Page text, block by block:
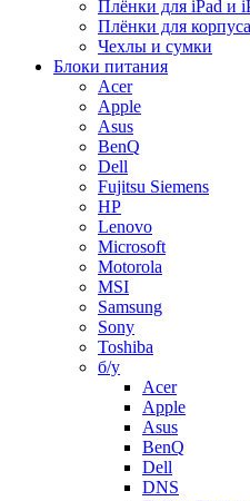
Плёнки для iPad и
Плёнки для
Чехлы и сумки
Блоки питания
Acer
Apple
Asus
BenQ
Dell
Fujitsu Siemens
HP
Lenovo
Microsoft
Motorola
MSI
Samsung
Sony
Toshiba
б/у
Acer
Apple
Asus
BenQ
Dell
DNS